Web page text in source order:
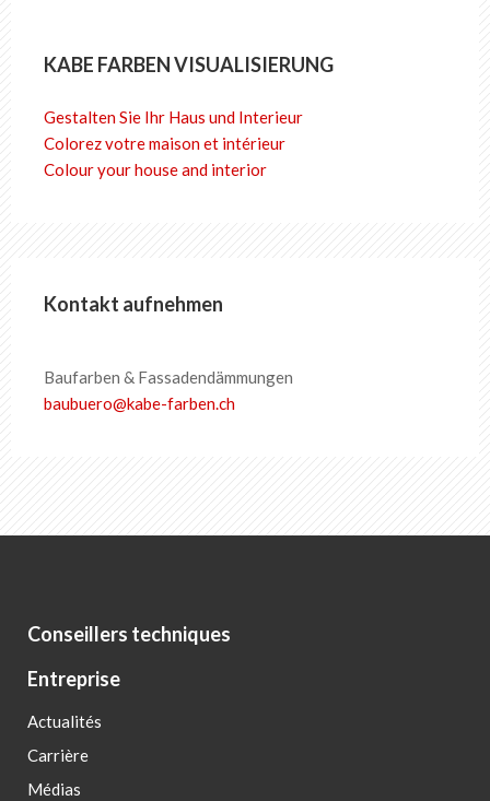
KABE FARBEN VISUALISIERUNG
Gestalten Sie Ihr Haus und Interieur
Colorez votre maison et intérieur
Colour your house and interior
Kontakt aufnehmen
Baufarben & Fassadendämmungen
baubuero@kabe-farben.ch
Conseillers techniques
Entreprise
Actualités
Carrière
Médias